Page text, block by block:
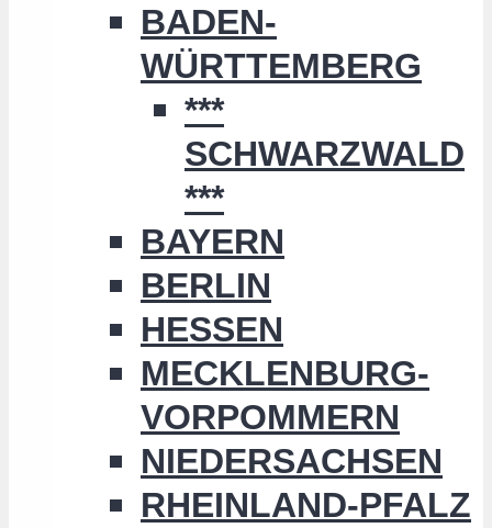
BADEN-
WÜRTTEMBERG
***
SCHWARZWALD
***
BAYERN
BERLIN
HESSEN
MECKLENBURG-
VORPOMMERN
NIEDERSACHSEN
RHEINLAND-PFALZ